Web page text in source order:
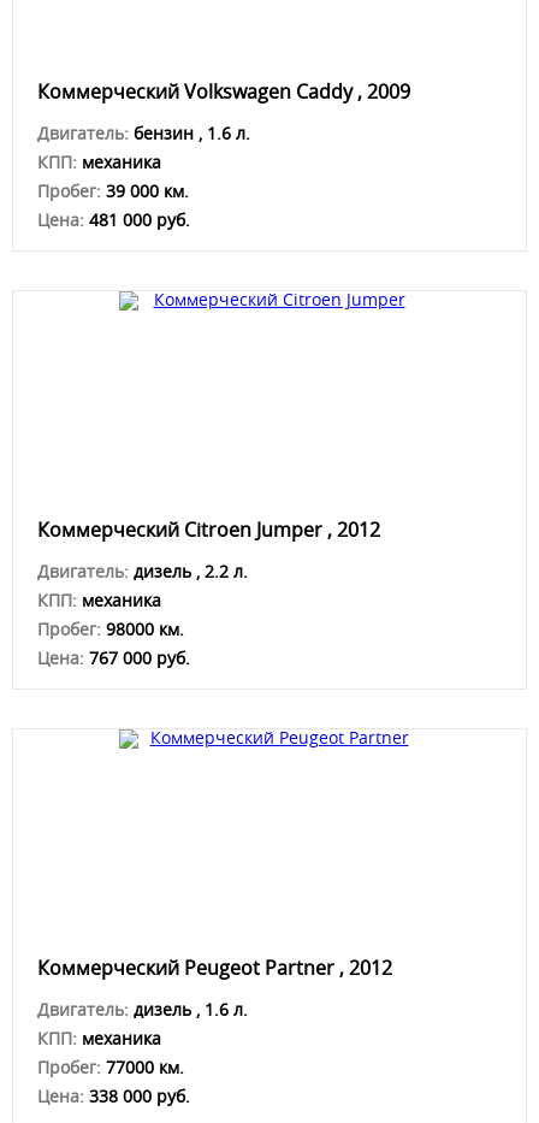
Коммерческий Volkswagen Caddy , 2009
Двигатель: бензин , 1.6 л.
КПП: механика
Пробег: 39 000 км.
Цена: 481 000 руб.
Коммерческий Citroen Jumper , 2012
Двигатель: дизель , 2.2 л.
КПП: механика
Пробег: 98000 км.
Цена: 767 000 руб.
Коммерческий Peugeot Partner , 2012
Двигатель: дизель , 1.6 л.
КПП: механика
Пробег: 77000 км.
Цена: 338 000 руб.